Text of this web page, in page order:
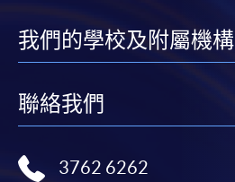
我們的學校及附屬機構
聯絡我們
3762 6262